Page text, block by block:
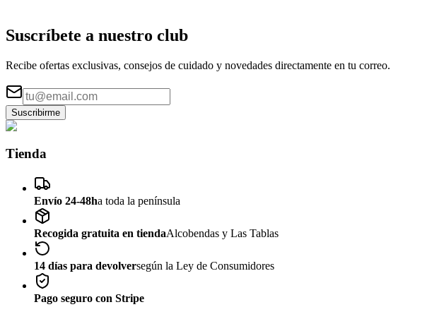
Suscríbete a nuestro club
Recibe ofertas exclusivas, consejos de cuidado y novedades directamente en tu correo.
Suscribirme
Tienda
Envío 24-48ha toda la península
Recogida gratuita en tiendaAlcobendas y Las Tablas
14 días para devolversegún la Ley de Consumidores
Pago seguro con Stripe